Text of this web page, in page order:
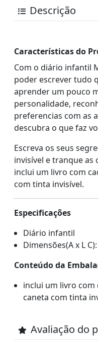
Descrição
Características do
Com o diário infantil
poder escrever tudo
aprender um pouco
personalidade,
preferencias com as
descubra o que faz
Escreva os seus
invisível e tranque
inclui um livro com
com tinta invisível.
Especificações
Diário infantil
Dimensões(A x L
Conteúdo da
inclui um livro com
caneta com tinta
Avaliação do